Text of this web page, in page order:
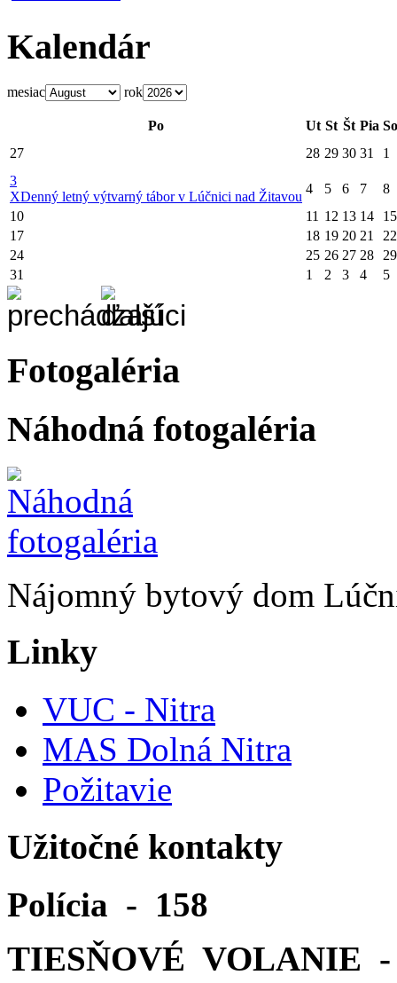
Kalendár
mesiac rok
Po Ut St Št Pia So
27
28 29 30 31
1
3
XDenný letný výtvarný tábor v Lúčnici nad Žitavou
4 5 6 7
8
10
11 12 13 14
15
17
18 19 20 21
22
24
25 26 27 28
29
31
1 2 3 4 5
Fotogaléria
Náhodná fotogaléria
Nájomný bytový dom
Linky
VUC - Nitra
MAS Dolná Nitra
Požitavie
Užitočné kontakty
Polícia - 158
TIESŇOVÉ VOLANIE -